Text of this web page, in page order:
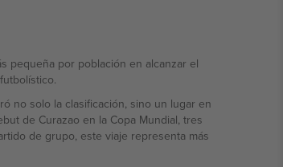
pequeña por población en alcanzar el
no solo la clasificación, sino un lugar en
de Curazao en la Copa Mundial, tres
de grupo, este viaje representa más